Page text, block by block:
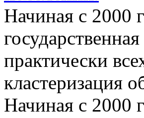
Начиная с 2000
практически
кластеризация
Начиная с 2000